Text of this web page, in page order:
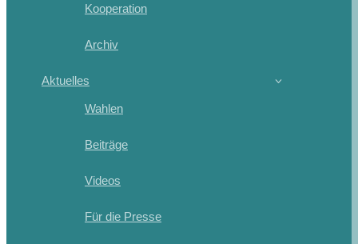
Kooperation
Archiv
Aktuelles
Wahlen
Beiträge
Videos
Für die Presse